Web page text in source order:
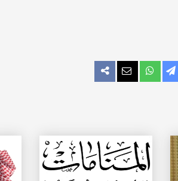
مراسلة المزيد